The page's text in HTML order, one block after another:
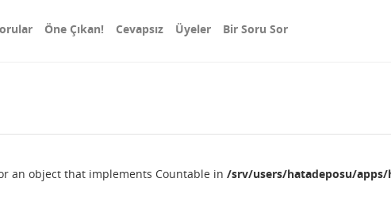
Öne Çıkan! Cevapsız Üyeler Bir Soru Sor
an object that implements Countable in /srv/users/hatadeposu/